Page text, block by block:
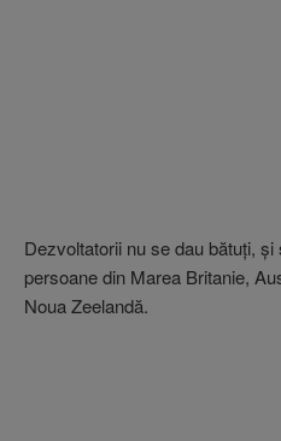
Dezvoltatorii nu se dau bătuţi,
persoane din Marea Britanie,
Noua Zeelandă.